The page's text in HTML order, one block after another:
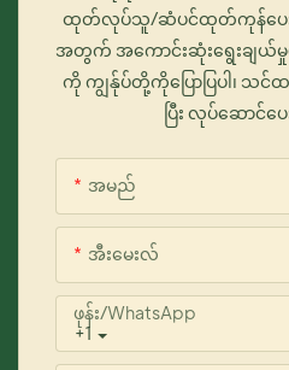
ထုတ်လုပ်သူ/ဆံပင်ထုတ်ကုန်ပေး
အတွက် အကောင်းဆုံးရွေးချယ်
ကို ကျွန်ုပ်တို့ကိုပြောပြပါ၊ သ
ပြီး လုပ်ဆောင်ပ
အမည်
အီးမေးလ်
+1
ဖုန်း/whatsApp